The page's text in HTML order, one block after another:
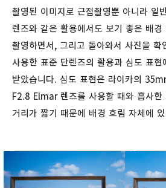
촬영된 이미지로 근접촬영뿐 아니라 일
렌즈와 같은 활용에서도 보기 좋은 배경
촬영하면서, 그리고 돌아와서 사진을 확
사용한 표준 단렌즈의 활용과 심도 표현
받았습니다. 심도 표현은 라이카의
F2.8 Elmar 렌즈를 사용할 때와 흡사한
거리가 짧기 때문에 배경 흐림 자체에